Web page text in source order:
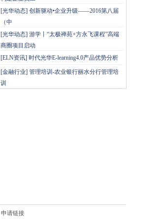
[光华动态] 创新驱动•企业升级——2016第八届
（中
[光华动态] 游学丨“太极禅苑+方永飞课程”高端
商圈项目启动
[ELN资讯] 时代光华E-learning4.0产品优势分析
[金融行业] 管理培训-农业银行丽水分行管理培
训
申请链接